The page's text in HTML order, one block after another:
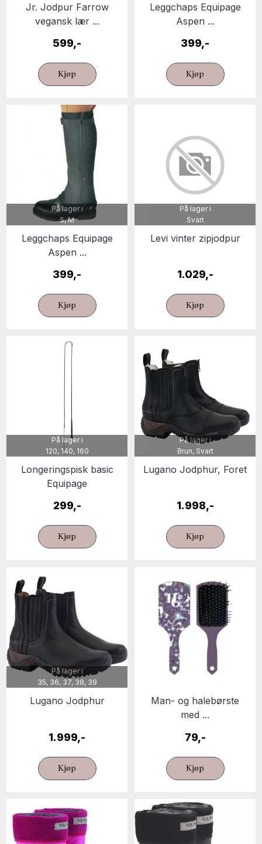
Jr. Jodpur Farrow
vegansk lær ...
599,-
Kjøp
Leggchaps Equipage
Aspen ...
399,-
Kjøp
På lager i
S, M
Leggchaps Equipage
Aspen ...
399,-
Kjøp
På lager i
Svart
Levi vinter zipjodpur
1.029,-
Kjøp
På lager i
120, 140, 160
Longeringspisk basic
Equipage
299,-
Kjøp
På lager i
Brun, Svart
Lugano Jodphur, Foret
1.998,-
Kjøp
På lager i
35, 36, 37, 38, 39
Lugano Jodphur
1.999,-
Kjøp
Man- og halebørste
med ...
79,-
Kjøp